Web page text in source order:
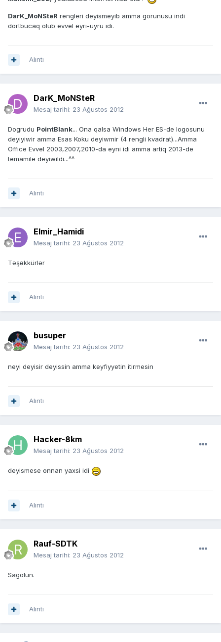
DarK_MoNSteR rengleri deyismeyib amma gorunusu indi
dortbucaq olub evvel eyri-uyru idi.
Alıntı
DarK_MoNSteR
Mesaj tarihi: 23 Ağustos 2012
Dogrudu PointBlank... Ona qalsa Windows Her ES-de logosunu
deyiyiwir amma Esas Koku deyiwmir (4 rengli kvadrat)...Amma
Office Evvel 2003,2007,2010-da eyni idi amma artiq 2013-de
temamile deyiwildi...^^
Alıntı
Elmir_Hamidi
Mesaj tarihi: 23 Ağustos 2012
Təşəkkürlər
Alıntı
busuper
Mesaj tarihi: 23 Ağustos 2012
neyi deyisir deyissin amma keyfiyyetin itirmesin
Alıntı
Hacker-8km
Mesaj tarihi: 23 Ağustos 2012
deyismese onnan yaxsi idi
Alıntı
Rauf-SDTK
Mesaj tarihi: 23 Ağustos 2012
Sagolun.
Alıntı